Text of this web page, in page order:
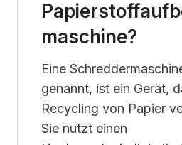
Maschine?
Eine
genannt, ist ein Gerät,
Recycling von Papier
Sie nutzt einen